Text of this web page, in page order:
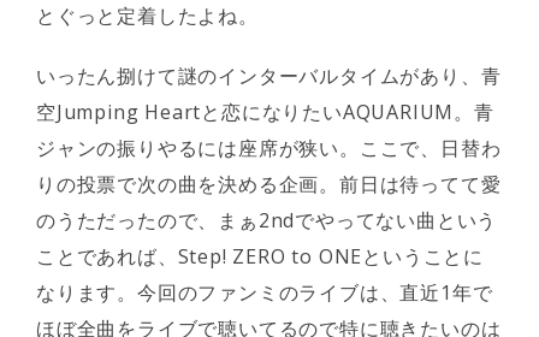
とぐっと定着したよね。
いったん捌けて謎のインターバルタイムがあり、青
空Jumping Heartと恋になりたいAQUARIUM。青
ジャンの振りやるには座席が狭い。ここで、日替わ
りの投票で次の曲を決める企画。前日は待ってて愛
のうただったので、まぁ2ndでやってない曲という
ことであれば、Step! ZERO to ONEということに
なります。今回のファンミのライブは、直近1年で
ほぼ全曲をライブで聴いてるので特に聴きたいのは